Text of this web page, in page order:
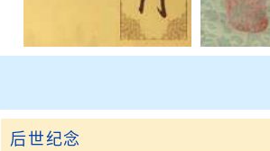
后世纪念